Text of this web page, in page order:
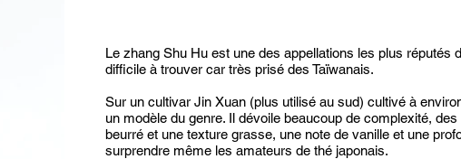
Le zhang Shu Hu est une des appellations les plus réputés
difficile à trouver car très prisé des Taïwanais.
Sur un cultivar Jin Xuan (plus utilisé au sud) cultivé à
un modèle du genre. Il dévoile beaucoup de complexité,
beurré et une texture grasse, une note de vanille et une
surprendre même les amateurs de thé japonais.